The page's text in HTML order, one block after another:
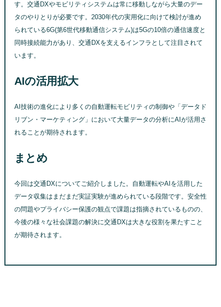
す。交通DXやモビリティシステムは常に移動しながら大量のデー
タのやりとりが必要です。2030年代の実用化に向けて検討が進め
られている6G(第6世代移動通信システム)は5Gの10倍の通信速度と
同時接続能力があり、交通DXを支えるインフラとして注目されて
います。
AIの活用拡大
AI技術の進化により多くの自動運転モビリティの制御や「データド
リブン・マーケティング」において大量データの分析にAIが活用さ
れることが期待されます。
まとめ
今回は交通DXについてご紹介しました。自動運転やAIを活用した
データ収集はまだまだ実証実験が進められている段階です。安全性
の問題やプライバシー保護の観点で課題は指摘されているものの、
今後の様々な社会課題の解決に交通DXは大きな役割を果たすこと
が期待されます。